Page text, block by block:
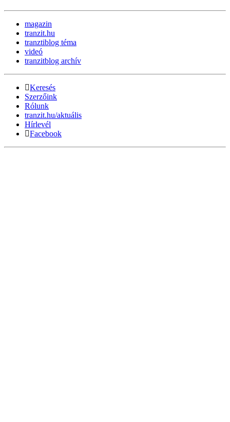
magazin
tranzit.hu
tranztiblog téma
videó
tranzitblog archív
Keresés
Szerzőink
Rólunk
tranzit.hu/aktuális
Hírlevél
Facebook